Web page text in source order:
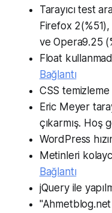
Tarayıcı test
Firefox
ve Opera9.25
Float
Bağlantı
CSS
Eric Meyer
çıkarmış. Hoş
WordPress
Metinleri
Bağlantı
jQuery ile